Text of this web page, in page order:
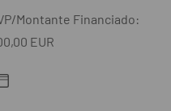
Montante Financiado:
EUR